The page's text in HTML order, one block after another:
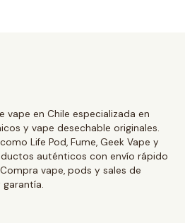
vape en Chile especializada en
y vape desechable originales.
Life Pod, Fume, Geek Vape y
auténticos con envío rápido
vape, pods y sales de